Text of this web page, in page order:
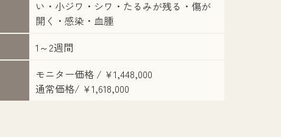
い・小ジワ・シワ・たるみが残る・傷が
開く・感染・血腫
1～2週間
モニター価格 / ¥1,448,000
通常価格/ ¥1,618,000